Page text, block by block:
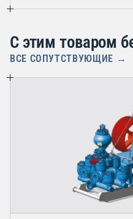
С этим товаром
ВСЕ СОПУТСТВУЮЩИЕ →